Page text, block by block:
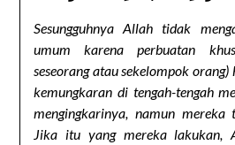
Sesungguhnya Allah tidak
umum karena perbuatan
seseorang atau sekelompok
kemungkaran di tengah-tengah
mengingkarinya, namun mereka
Jika itu yang mereka lakukan,